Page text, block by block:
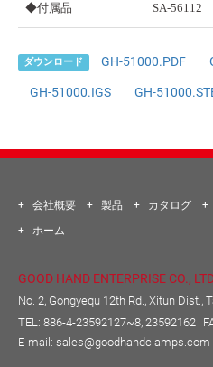
◆付属品 SA-56112
ダウンロード GH-51000.PDF
GH-51000.IGS GH-
会社概要 製品 カタログ
ホーム
GOOD HAND ENTERPRISE CO.,
No. 2, Gongyequ 12th Rd., Xitun Dist.,
TEL: 886-4-23592127~8, 23592162
E-mail: sales@goodhandclamps.com